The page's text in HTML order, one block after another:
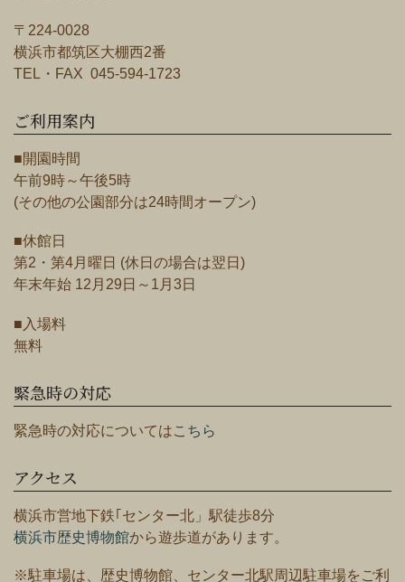
〒224-0028
横浜市都筑区大棚西2番
TEL・FAX 045-594-1723
ご利用案内
■開園時間
午前9時～午後5時
(その他の公園部分は24時間オープン)
■休館日
第2・第4月曜日 (休日の場合は翌日)
年末年始 12月29日～1月3日
■入場料
無料
緊急時の対応
緊急時の対応についてはこちら
アクセス
横浜市営地下鉄｢センター北」駅徒歩8分
横浜市歴史博物館から遊歩道があります。
※駐車場は、歴史博物館、センター北駅周辺駐車場をご利